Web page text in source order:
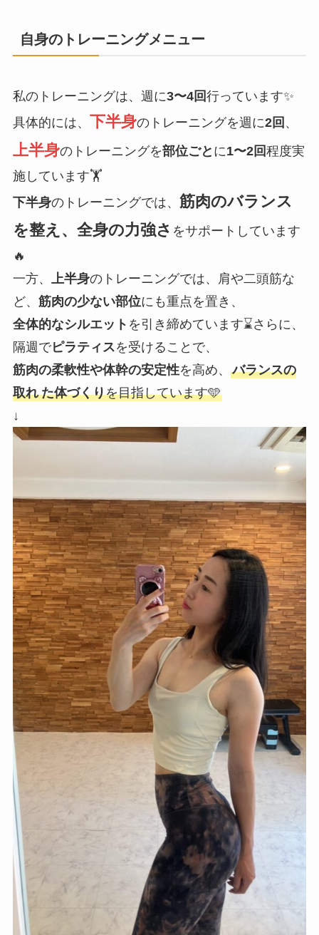
自身のトレーニングメニュー
私のトレーニングは、週に3〜4回行っています✨
具体的には、 下半身のトレーニングを週に2回 、
上半身のトレーニングを部位ごと に1〜2回程度実
施しています🏋️
下半身のトレーニングでは、 筋肉のバランス
を整え、全身の力強さ をサポートしています
🔥
一方、
上半身のトレーニングでは、肩や二頭筋な
ど、 筋肉の少ない部位にも重点を置き、
全体的なシルエット を引き締めています⌛️さらに、
隔週でピラティスを受けることで、
筋肉の柔軟性や体幹の安定性を高め、 バランスの
取れ た体づくりを目指しています🩵
↓